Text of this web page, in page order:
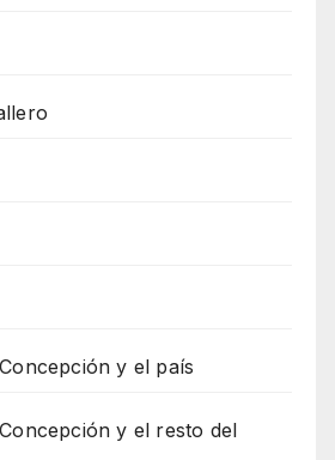
y el país
y el resto del